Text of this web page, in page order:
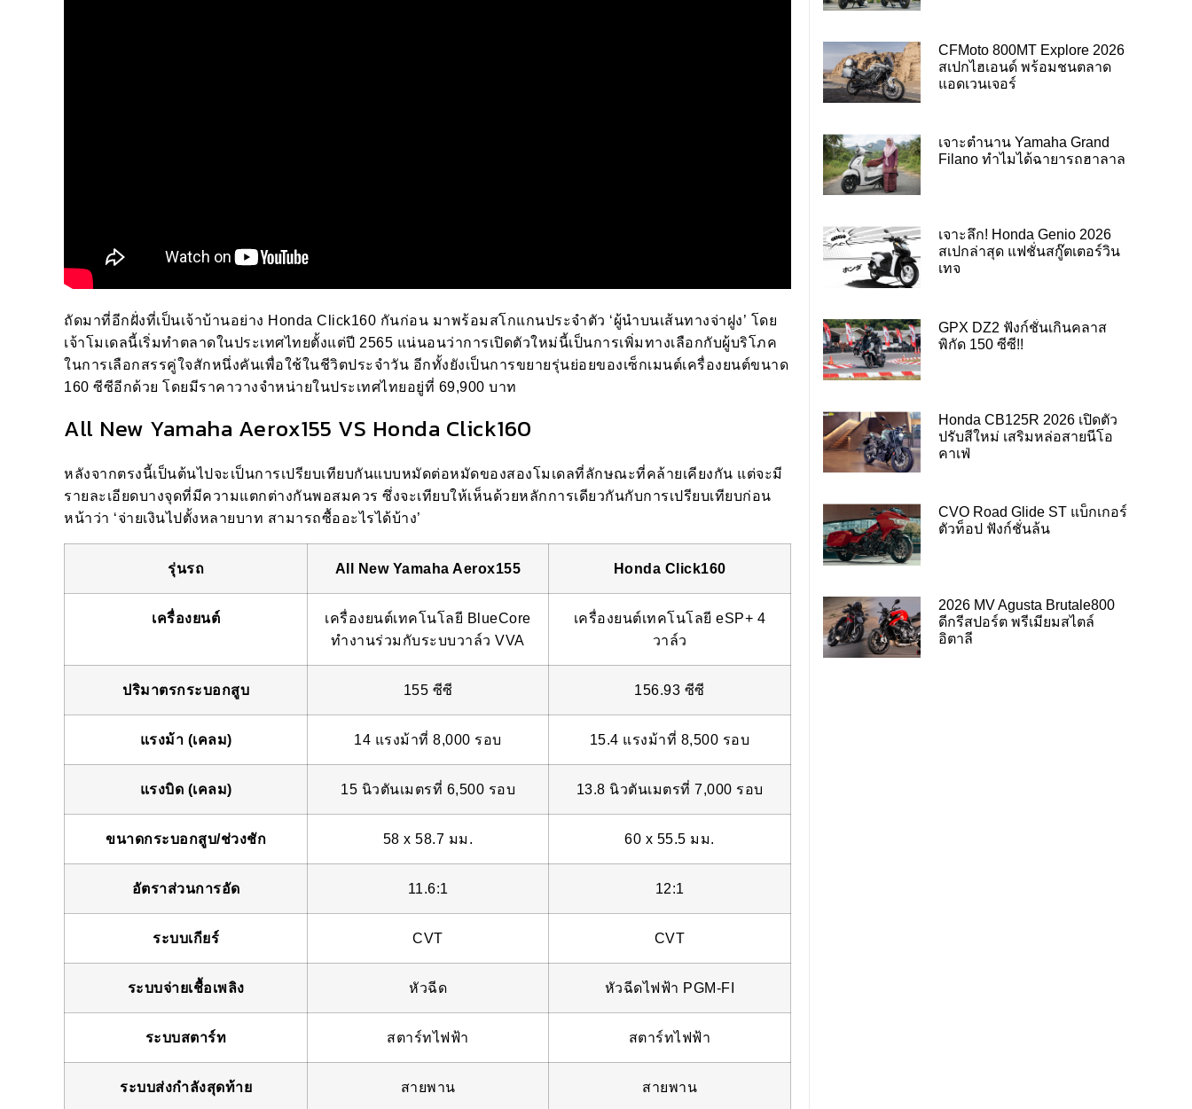
ถัดมาที่อีกฝั่งที่เป็นเจ้าบ้านอย่าง Honda Click160 กันก่อน มาพร้อมสโกแกนประจำตัว ‘ผู้นำบนเส้นทางจ่าฝูง’ โดย
เจ้าโมเดลนี้เริ่มทำตลาดในประเทศไทยตั้งแต่ปี 2565 แน่นอนว่าการเปิดตัวใหม่นี้เป็นการเพิ่มทางเลือกกับผู้บริโภค
ในการเลือกสรรคู่ใจสักหนึ่งคันเพื่อใช้ในชีวิตประจำวัน อีกทั้งยังเป็นการขยายรุ่นย่อยของเซ็กเมนต์เครื่องยนต์ขนาด
160 ซีซีอีกด้วย โดยมีราคาวางจำหน่ายในประเทศไทยอยู่ที่ 69,900 บาท
All New Yamaha Aerox155 VS Honda Click160
หลังจากตรงนี้เป็นต้นไปจะเป็นการเปรียบเทียบกันแบบหมัดต่อหมัดของสองโมเดลที่ลักษณะที่คล้ายเคียงกัน แต่จะมี
รายละเอียดบางจุดที่มีความแตกต่างกันพอสมควร ซึ่งจะเทียบให้เห็นด้วยหลักการเดียวกันกับการเปรียบเทียบก่อน
หน้าว่า ‘จ่ายเงินไปตั้งหลายบาท สามารถซื้ออะไรได้บ้าง’
รุ่นรถ All New Yamaha Aerox155 Honda Click160
เครื่องยนต์
เครื่องยนต์เทคโนโลยี BlueCore
ทำงานร่วมกับระบบวาล์ว VVA
เครื่องยนต์เทคโนโลยี eSP+ 4
วาล์ว
ปริมาตรกระบอกสูบ 155 ซีซี 156.93 ซีซี
แรงม้า (เคลม) 14 แรงม้าที่ 8,000 รอบ 15.4 แรงม้าที่ 8,500 รอบ
แรงบิด (เคลม) 15 นิวตันเมตรที่ 6,500 รอบ 13.8 นิวตันเมตรที่ 7,000 รอบ
ขนาดกระบอกสูบ/ช่วงชัก 58 x 58.7 มม. 60 x 55.5 มม.
อัตราส่วนการอัด 11.6:1 12:1
ระบบเกียร์ CVT CVT
ระบบจ่ายเชื้อเพลิง หัวฉีด หัวฉีดไฟฟ้า PGM-FI
ระบบสตาร์ท สตาร์ทไฟฟ้า สตาร์ทไฟฟ้า
ระบบส่งกำลังสุดท้าย สายพาน สายพาน
CFMoto 800MT Explore 2026
สเปกไฮเอนด์ พร้อมชนตลาด
แอดเวนเจอร์
เจาะตำนาน Yamaha Grand
Filano ทำไมได้ฉายารถฮาลาล
เจาะลึก! Honda Genio 2026
สเปกล่าสุด แฟชั่นสกู๊ตเตอร์วิน
เทจ
GPX DZ2 ฟังก์ชั่นเกินคลาส
พิกัด 150 ซีซี!!
Honda CB125R 2026 เปิดตัว
ปรับสีใหม่ เสริมหล่อสายนีโอ
คาเฟ่
CVO Road Glide ST แบ็กเกอร์
ตัวท็อป ฟังก์ชั่นล้น
2026 MV Agusta Brutale800
ดีกรีสปอร์ต พรีเมียมสไตล์
อิตาลี